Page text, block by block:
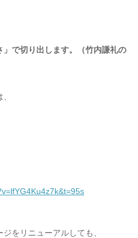
」で切り出します。（竹内謙礼の
v=lfYG4Ku4z7k&t=95s
をリニューアルしても、